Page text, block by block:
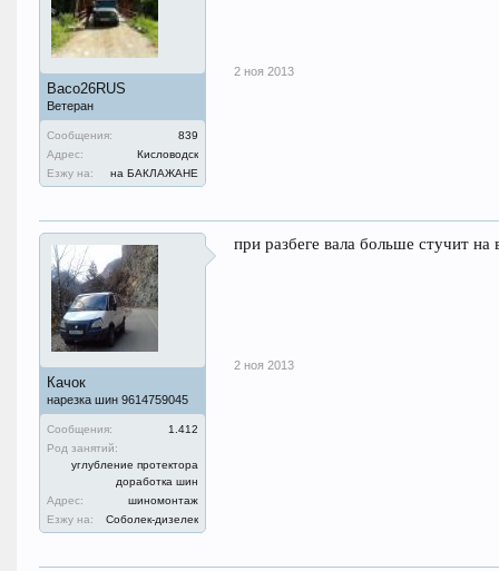
Васо26RUS
Ветеран
Сообщения:
839
Адрес:
Кисловодск
Езжу на:
на БАКЛАЖАНЕ
2 ноя 2013
Качок
нарезка шин 9614759045
Сообщения:
1.412
Род занятий:
углубление протектора
доработка шин
Адрес:
шиномонтаж
Езжу на:
Соболек-дизелек
при разбеге вала больше стучит
2 ноя 2013